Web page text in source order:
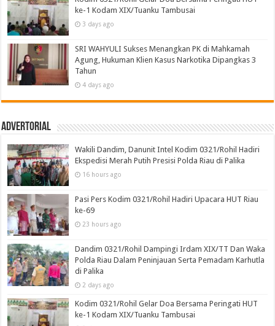
ke-1 Kodam XIX/Tuanku Tambusai
3 days ago
SRI WAHYULI Sukses Menangkan PK di Mahkamah
Agung, Hukuman Klien Kasus Narkotika Dipangkas 3
Tahun
4 days ago
Advertorial
Wakili Dandim, Danunit Intel Kodim 0321/Rohil Hadiri
Ekspedisi Merah Putih Presisi Polda Riau di Palika
16 hours ago
Pasi Pers Kodim 0321/Rohil Hadiri Upacara HUT Riau
ke-69
23 hours ago
Dandim 0321/Rohil Dampingi Irdam XIX/TT Dan Waka
Polda Riau Dalam Peninjauan Serta Pemadam Karhutla
di Palika
2 days ago
Kodim 0321/Rohil Gelar Doa Bersama Peringati HUT
ke-1 Kodam XIX/Tuanku Tambusai